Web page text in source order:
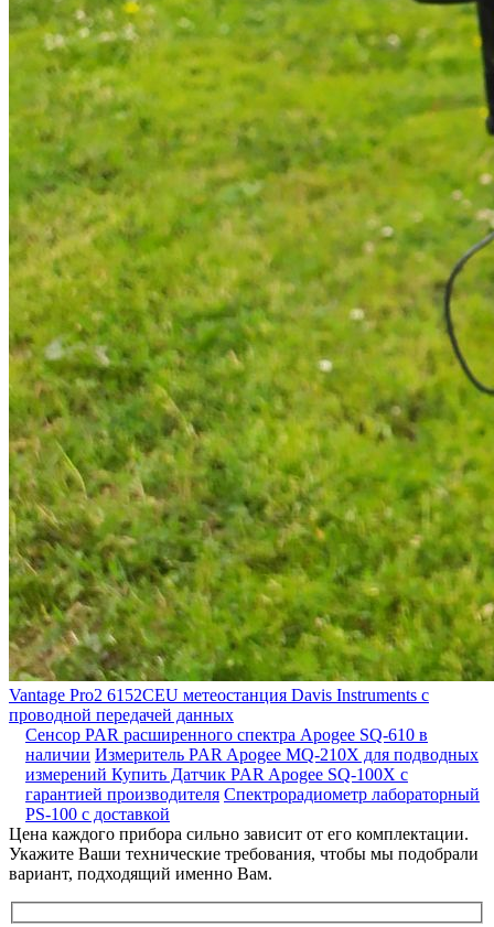
Vantage Pro2 6152CEU метеостанция Davis Instruments с
проводной передачей данных
Сенсор PAR расширенного спектра Apogee SQ-610 в
наличии Измеритель PAR Apogee MQ-210X для подводных
измерений Купить Датчик PAR Apogee SQ-100X с
гарантией производителя Спектрорадиометр лабораторный
PS-100 с доставкой
Цена каждого прибора сильно зависит от его комплектации.
Укажите Ваши технические требования, чтобы мы подобрали
вариант, подходящий именно Вам.